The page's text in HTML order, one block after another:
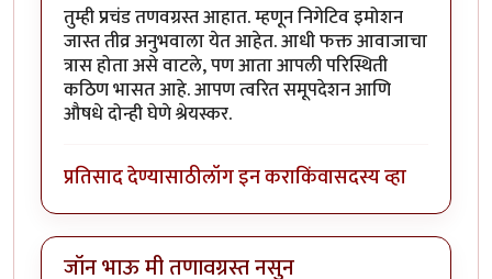
तुम्ही प्रचंड तणवग्रस्त आहात. म्हणून निगेटिव इमोशन
जास्त तीव्र अनुभवाला येत आहेत. आधी फक्त आवाजाचा
त्रास होता असे वाटले, पण आता आपली परिस्थिती
कठिण भासत आहे. आपण त्वरित समूपदेशन आणि
औषधे दोन्ही घेणे श्रेयस्कर.
प्रतिसाद देण्यासाठीलॉग इन कराकिंवासदस्य व्हा
जॉन भाऊ मी तणावग्रस्त नसुन